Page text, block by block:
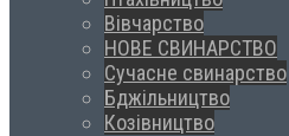
Вівчарство
НОВЕ СВИНАРСТВО
Сучасне свинарство
Бджільництво
Козівництво